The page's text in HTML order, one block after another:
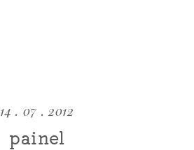
14 . 07 . 2012
painel